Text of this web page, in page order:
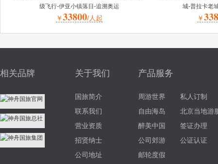
级飞行-伊亚小镇落日-追溯奥运
￥33800/人起
城-普拉卡老
￥
相关品牌 关于我们
国旅简介
联系我们
营业资质
招贤纳士
公司地址
产品服务
周游世界
私人订制
自由海岛
北京当地游
醉美中国
签证办理
公司郊游
公证认证
邮轮度假